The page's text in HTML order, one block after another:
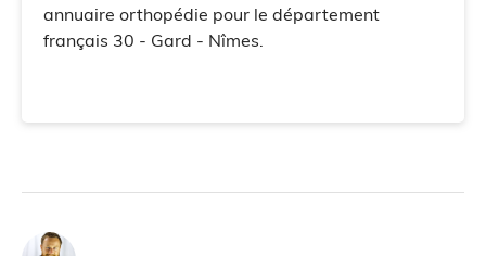
annuaire orthopédie pour le département
français 30 - Gard - Nîmes.